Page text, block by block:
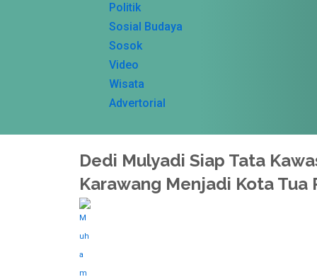
Politik
Sosial Budaya
Sosok
Video
Wisata
Advertorial
Dedi Mulyadi Siap Tata
Karawang Menjadi Kota Tua